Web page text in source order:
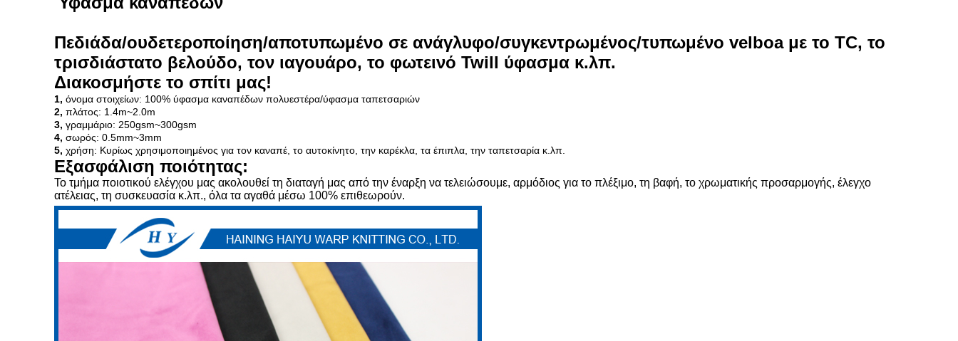
Πεδιάδα/ουδετεροποίηση/αποτυπωμένο σε ανάγλυφο/συγκεντρωμένος/τυπωμένο velboa με το TC, το
τρισδιάστατο βελούδο, τον ιαγουάρο, το φωτεινό Twill ύφασμα κ.λπ.
Διακοσμήστε το σπίτι μας!
1, όνομα στοιχείων: 100% ύφασμα καναπέδων πολυεστέρα/ύφασμα ταπετσαριών
2, πλάτος: 1.4m~2.0m
3, γραμμάριο: 250gsm~300gsm
4, σωρός: 0.5mm~3mm
5, χρήση: Κυρίως χρησιμοποιημένος για τον καναπέ, το αυτοκίνητο, την καρέκλα, τα έπιπλα, την ταπετσαρία κ.λπ.
Εξασφάλιση ποιότητας:
Το τμήμα ποιοτικού ελέγχου μας ακολουθεί τη διαταγή μας από την έναρξη να τελειώσουμε, αρμόδιος για το πλέξιμο, τη βαφή, το χρωματικής προσαρμογής, έλεγχο
ατέλειας, τη συσκευασία κ.λπ., όλα τα αγαθά μέσω 100% επιθεωρούν.